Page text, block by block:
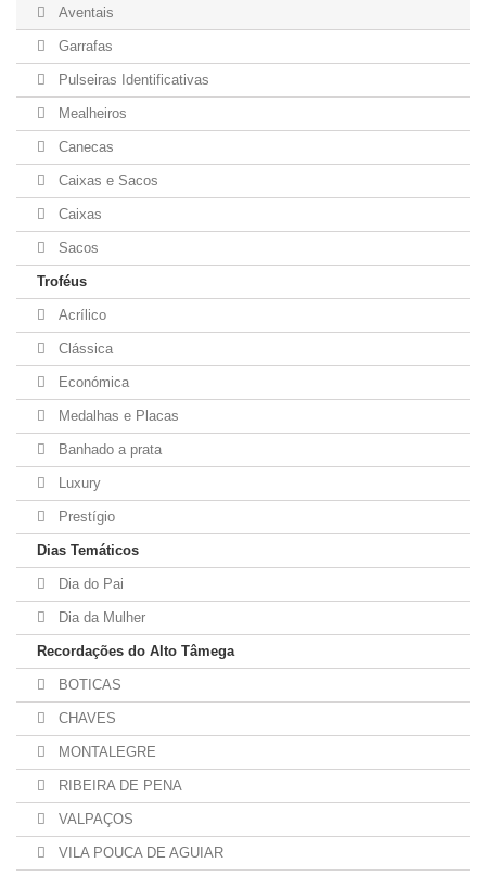
Aventais
Garrafas
Pulseiras Identificativas
Mealheiros
Canecas
Caixas e Sacos
Caixas
Sacos
Troféus
Acrílico
Clássica
Económica
Medalhas e Placas
Banhado a prata
Luxury
Prestígio
Dias Temáticos
Dia do Pai
Dia da Mulher
Recordações do Alto Tâmega
BOTICAS
CHAVES
MONTALEGRE
RIBEIRA DE PENA
VALPAÇOS
VILA POUCA DE AGUIAR